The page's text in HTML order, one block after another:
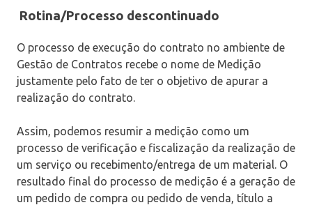
Rotina/Processo descontinuado
O processo de execução do contrato no ambiente de
Gestão de Contratos recebe o nome de Medição
justamente pelo fato de ter o objetivo de apurar a
realização do contrato.
Assim, podemos resumir a medição como um
processo de verificação e fiscalização da realização de
um serviço ou recebimento/entrega de um material. O
resultado final do processo de medição é a geração de
um pedido de compra ou pedido de venda, título a